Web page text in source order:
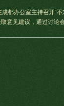
都办公室主持召开“
意见建议，通过讨论